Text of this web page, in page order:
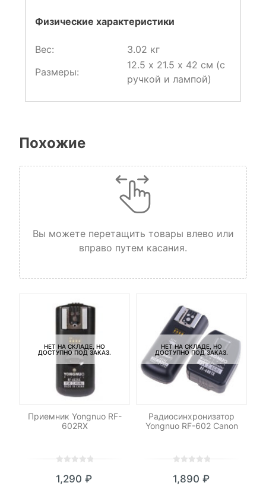
Физические характеристики
Вес:
3.02 кг
Размеры:
12.5 х 21.5 х 42 см (с
ручкой и лампой)
Похожие
Вы можете перетащить товары влево или
вправо путем касания.
НЕТ НА СКЛАДЕ, НО
ДОСТУПНО ПОД ЗАКАЗ.
Приемник Yongnuo RF-
602RX
out
1,290 ₽
НЕТ НА СКЛАДЕ, НО
ДОСТУПНО ПОД ЗАКАЗ.
Радиосинхронизатор
Yongnuo RF-602 Canon
out
1,890 ₽